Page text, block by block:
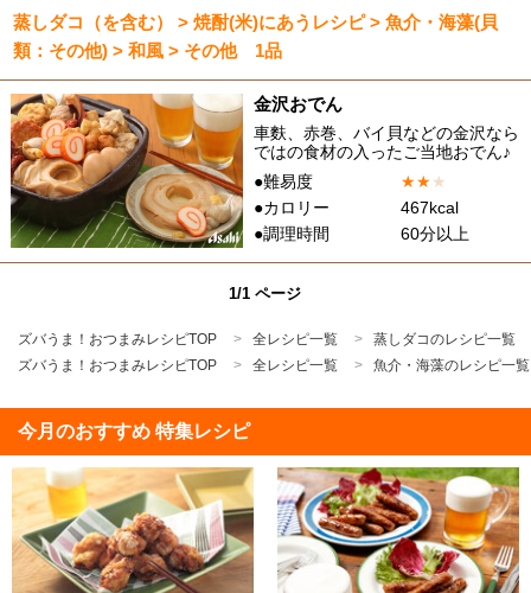
蒸しダコ（を含む） > 焼酎(米)にあうレシピ > 魚介・海藻(貝
類：その他) > 和風 > その他 1品
金沢おでん
車麩、赤巻、バイ貝などの金沢なら
ではの食材の入ったご当地おでん♪
●難易度
★★★
●カロリー
467kcal
●調理時間
60分以上
1/1 ページ
ズバうま！おつまみレシピTOP 全レシピ一覧
蒸しダコのレシピ一覧
ズバうま！おつまみレシピTOP
全レシピ一覧 魚介・海藻のレシピ一覧
今月のおすすめ 特集レシピ